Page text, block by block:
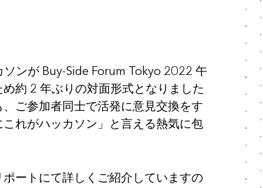
ンが Buy-Side Forum Tokyo 2022 午
約 2 年ぶりの対面形式となりました
ご参加者同士で活発に意見交換をす
れがハッカソン」と言える熱気に包
ートにて詳しくご紹介していますの